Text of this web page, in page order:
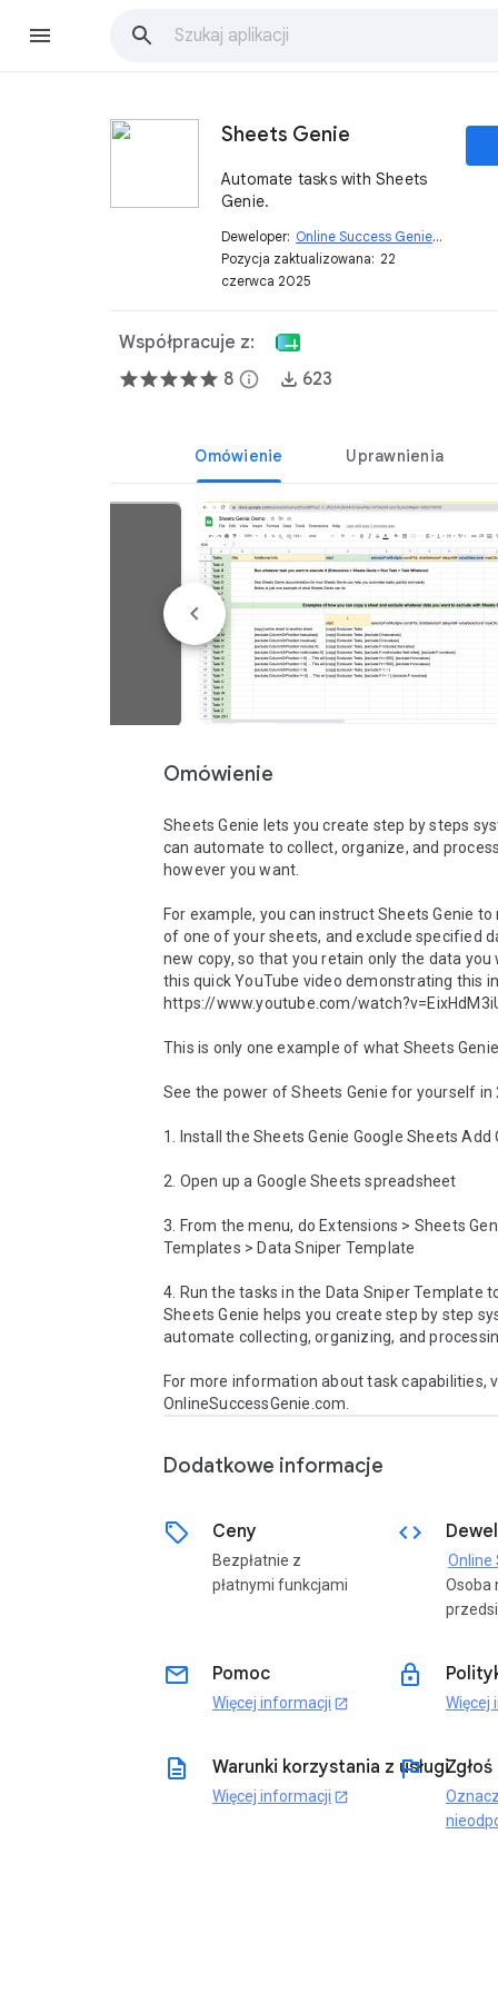
Sheets Genie
Automate tasks with Sheets
Genie.
Deweloper: Online Success Genieopen_in_new
Pozycja zaktualizowana: 22
czerwca 2025
Współpracuje z:
8 info 623
Omówienie Uprawnienia
Omówienie
Sheets Genie lets you create step by steps
can automate to collect, organize, and
however you want.
For example, you can instruct Sheets Genie to
of one of your sheets, and exclude specified
new copy, so that you retain only the data you
this quick YouTube video demonstrating this
https://www.youtube.com/
This is only one example of what Sheets
See the power of Sheets Genie for yourself
1. Install the Sheets Genie Google Sheets Add
2. Open up a Google Sheets spreadsheet
3. From the menu, do Extensions > Sheets
Templates > Data Sniper Template
4. Run the tasks in the Data Sniper Template
Sheets Genie helps you create step by step
automate collecting, organizing, and
For more information about task capabilities,
OnlineSuccessGenie.com.
Dodatkowe informacje
sell Ceny
Bezpłatnie z
płatnymi funkcjami
code
Osoba
email Pomoc
Więcej informacji open_in_new
lock
Więcej
description Warunki korzystania z usługi
Więcej informacji open_in_new
flag Zgłoś